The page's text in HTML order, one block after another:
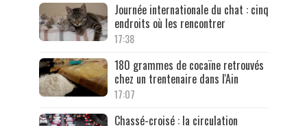
Journée internationale du chat : cinq
endroits où les rencontrer
17:38
180 grammes de cocaïne retrouvés
chez un trentenaire dans l'Ain
17:07
Chassé-croisé : la circulation